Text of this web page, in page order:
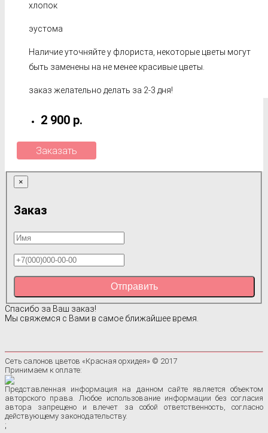
хлопок
эустома
Наличие уточняйте у флориста, некоторые цветы могут
быть заменены на не менее красивые цветы.
заказ желательно делать за 2-3 дня!
2 900 р.
Заказать
×
Заказ
Отправить
Спасибо за Ваш заказ!
Мы свяжемся с Вами в самое ближайшее время.
Сеть салонов цветов «Красная орхидея» © 2017
Принимаем к оплате:
Представленная информация на данном сайте является объектом
авторского права. Любое использование информации без согласия
автора запрещено и влечет за собой ответственность, согласно
действующему законодательству.
;